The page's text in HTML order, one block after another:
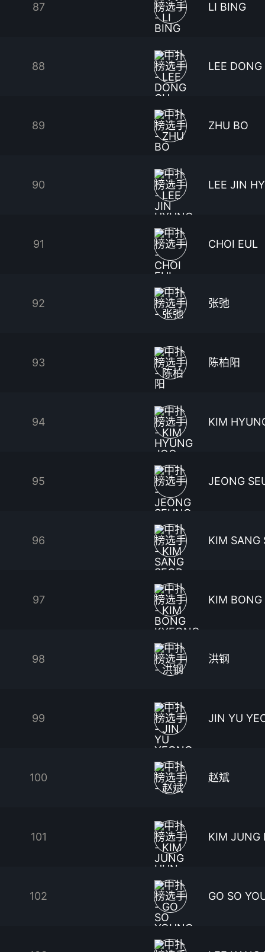
87 LI BING
88 LEE DONG
89 ZHU BO
90 LEE JIN
91 CHOI EUL
92 张弛
93 陈柏阳
94 KIM
95 JEONG
96 KIM SANG
97 KIM BONG
98 洪钢
99 JIN YU
100 赵斌
101 KIM JUNG
102 GO SO